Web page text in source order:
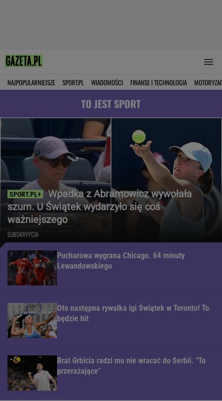
NAJPOPULARNIEJSZE SPORT.PL WIADOMOŚCI FINANSE I TECHNOLOGIA
TO JEST SPORT
Wpadka z Abramowicz wywołała
szum. U Świątek wydarzyło się coś
ważniejszego
SUBSKRYPCJA
Pucharowa wygrana Chicago. 64 minuty
Lewandowskiego
Oto następna rywalka Igi Świątek w Toronto! To
będzie hit
Brat Grbicia radzi mu nie wracać do Serbii. "To
przerażające"